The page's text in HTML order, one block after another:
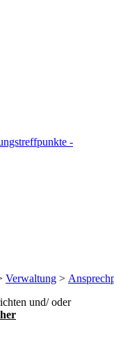
-
Verwaltung >
und/ oder